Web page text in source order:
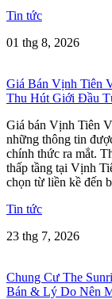
Tin tức
01 thg 8, 2026
Giá Bán Vịnh Tiên
Thu Hút Giới Đầu
Giá bán Vịnh Tiên
những thông tin
chính thức ra mắt.
thấp tầng tại Vịnh
chọn từ liền kề đến
Tin tức
23 thg 7, 2026
Chung Cư The
Bán & Lý Do Nên